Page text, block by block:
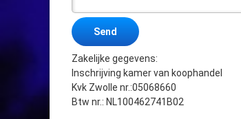
Zakelijke gegevens:
Inschrijving kamer van koophandel
Kvk Zwolle nr.:05068660
Btw nr.: NL100462741B02